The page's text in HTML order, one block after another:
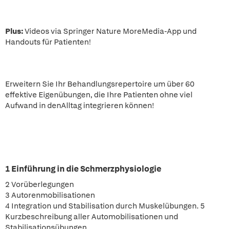
Plus:Videos via Springer Nature MoreMedia-App und
Handouts für Patienten!
Erweitern Sie Ihr Behandlungsrepertoire um über 60
effektive Eigenübungen, die Ihre Patienten ohne viel
Aufwand in denAlltag integrieren können!
1 Einführung in die Schmerzphysiologie
2 Vorüberlegungen
3 Autorenmobilisationen
4 Integration und Stabilisation durch Muskelübungen. 5
Kurzbeschreibung aller Automobilisationen und